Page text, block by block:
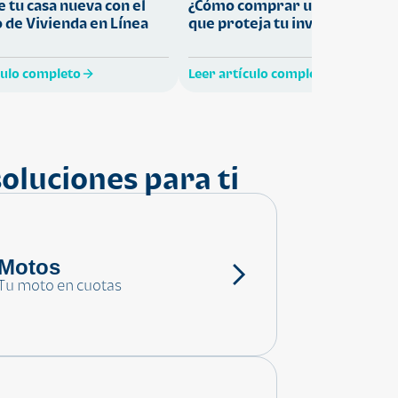
tu casa nueva con el
Vivienda en Línea
completo
¿Cómo comprar una vivienda
que proteja tu inversión?
Leer artículo completo
para ti
moto en cuotas